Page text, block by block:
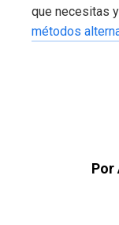
que necesitas
métodos
Por